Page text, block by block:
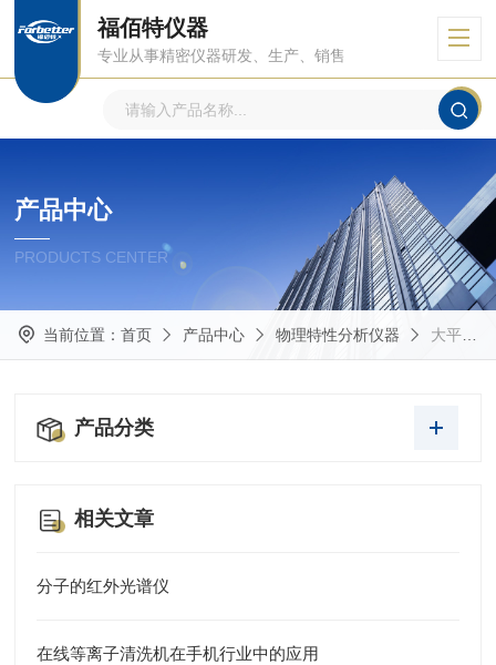
福佰特仪器
专业从事精密仪器研发、生产、销售
产品中心
PRODUCTS CENTER
当前位置： 首页 产品中心 物理特性分析仪器 大平台型接触角测试仪
产品分类
相关文章
分子的红外光谱仪
在线等离子清洗机在手机行业中的应用